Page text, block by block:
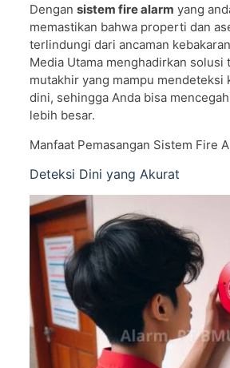
Dengan sistem fire alarm yang
memastikan bahwa properti dan
terlindungi dari ancaman
Media Utama menghadirkan solusi
mutakhir yang mampu mendeteksi
dini, sehingga Anda bisa
lebih besar.
Manfaat Pemasangan Sistem Fire
Deteksi Dini yang Akurat